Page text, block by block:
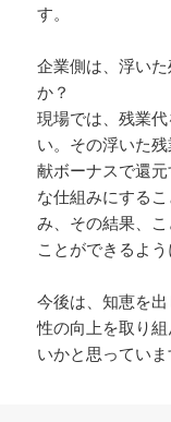
す。
企業側は、浮い
か？
現場では、残業
い。その浮いた
献ボーナスで還
な仕組みにする
み、その結果、
ことができるよう
今後は、知恵を
性の向上を取り
いかと思っていま